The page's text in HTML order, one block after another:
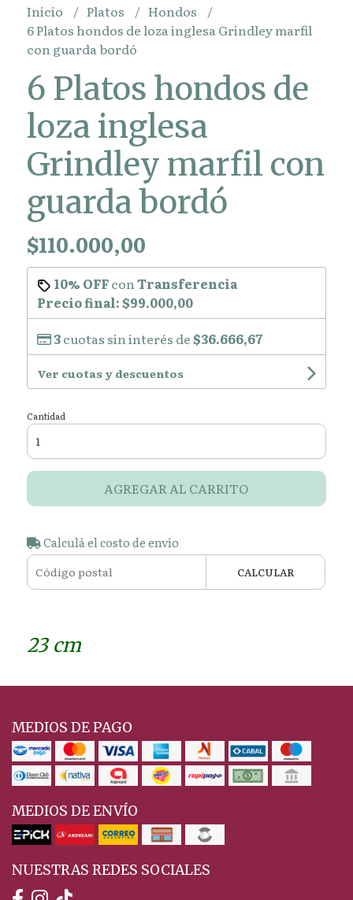
Inicio Platos
Hondos
6 Platos hondos de loza inglesa Grindley marfil
con guarda bordó
6 Platos hondos de
loza inglesa
Grindley marfil con
guarda bordó
$110.000,00
10% OFFcon Transferencia
Precio final:$99.000,00
3cuotas sin interés de$36.666,67
Ver cuotas y descuentos
Cantidad
AGREGAR AL CARRITO
Calculá el costo de envío
CALCULAR
23 cm
MEDIOS DE PAGO
MEDIOS DE ENVÍO
NUESTRAS REDES SOCIALES